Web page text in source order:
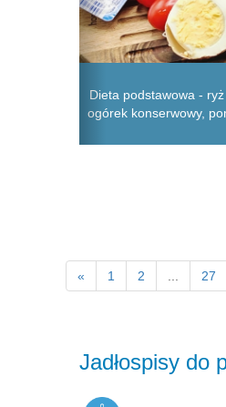
Dieta podstawowa -
ogórek konserwowy,
« 1 2 ... 27
Jadłospisy do